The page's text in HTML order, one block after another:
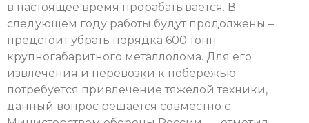
в настоящее время прорабатывается. В
следующем году работы будут продолжены –
предстоит убрать порядка 600 тонн
крупногабаритного металлолома. Для его
извлечения и перевозки к побережью
потребуется привлечение тяжелой техники,
данный вопрос решается совместно с